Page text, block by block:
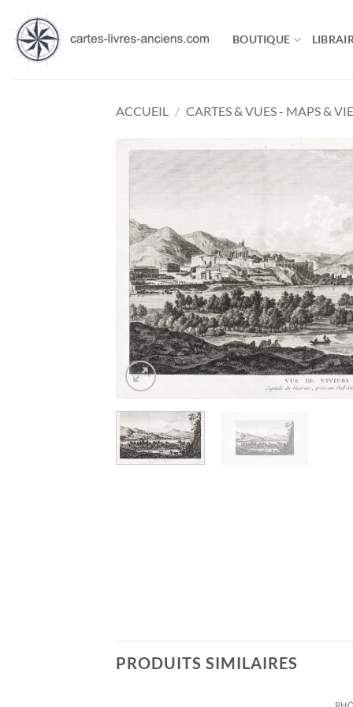
contenu
BOUTIQUE
ACCUEIL / CARTES & VUES - MAPS &
PRODUITS SIMILAIRES